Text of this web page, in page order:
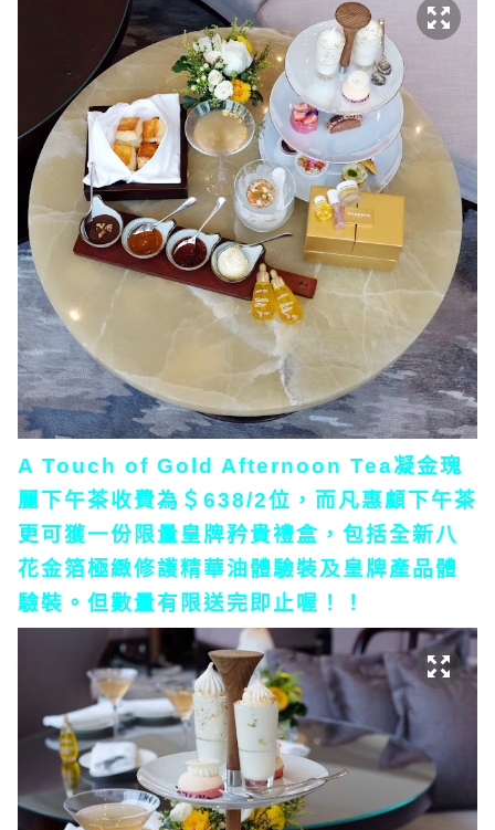
A Touch of Gold Afternoon Tea凝金瑰
麗下午茶收費為＄638/2位，而凡惠顧下午茶
更可獲一份限量皇牌矜貴禮盒，包括全新八
花金箔極緻修護精華油體驗裝及皇牌產品體
驗裝。但數量有限送完即止喔！！